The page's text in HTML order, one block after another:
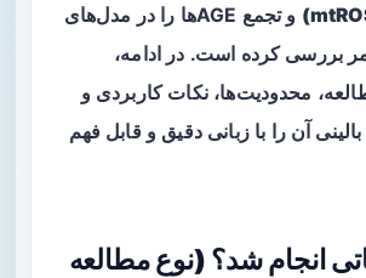
و تجمع AGEها را در مدل‌های
بررسی کرده است. در ادامه،
محدودیت‌ها، نکات کاربردی و
بالینی آن را با زبانی دقیق و قابل فهم
انجام شد؟ (نوع مطالعه